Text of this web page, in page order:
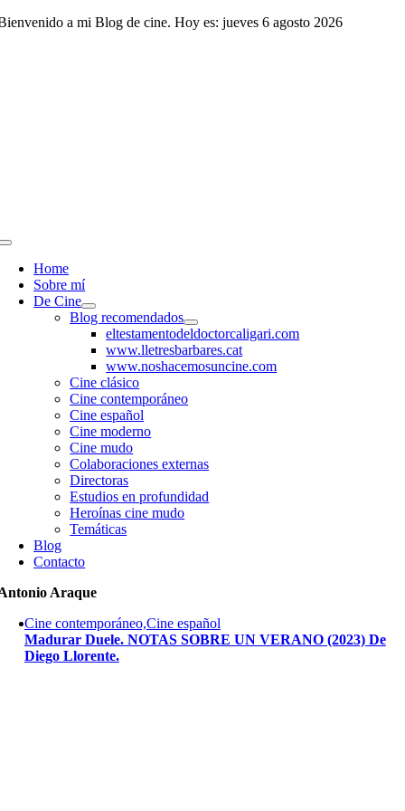
Saltar
a mi Blog de cine. Hoy es: jueves 6 agosto 2026
Toggle
NavigationHome
Sobre mí
De Cine
Blog recomendados
eltestamentodeldoctorcaligari.com
www.lletresbarbares.cat
www.noshacemosuncine.com
Cine clásico
Cine contemporáneo
Cine español
Cine moderno
Cine mudo
Colaboraciones externas
Directoras
Estudios en profundidad
Heroínas cine mudo
Temáticas
Blog
Contacto
Araque
Cine contemporáneo,Cine español
Madurar Duele. NOTAS SOBRE UN VERANO (2023) De
Diego Llorente.